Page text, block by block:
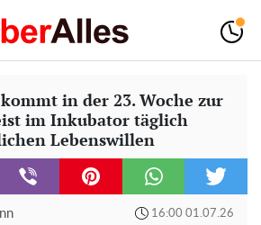
in der 23. Woche zur
im Inkubator täglich
Lebenswillen
16:00 01.07.26